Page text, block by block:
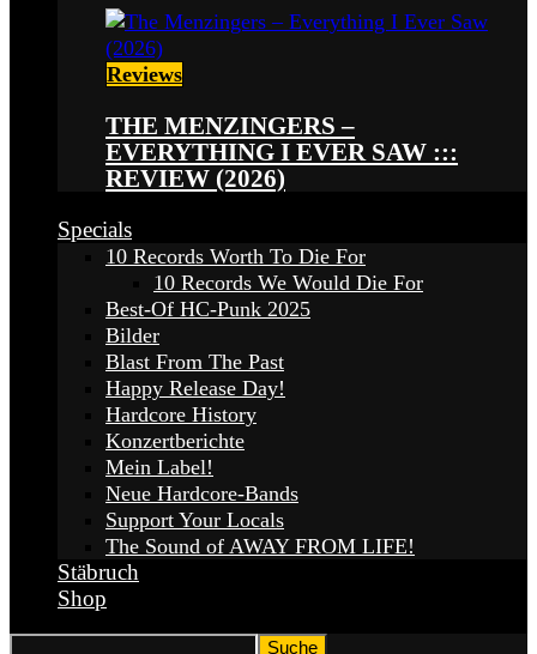
Reviews
THE MENZINGERS –
EVERYTHING I EVER SAW :::
REVIEW (2026)
Specials
10 Records Worth To Die For
10 Records We Would Die For
Best-Of HC-Punk 2025
Bilder
Blast From The Past
Happy Release Day!
Hardcore History
Konzertberichte
Mein Label!
Neue Hardcore-Bands
Support Your Locals
The Sound of AWAY FROM LIFE!
Stäbruch
Shop